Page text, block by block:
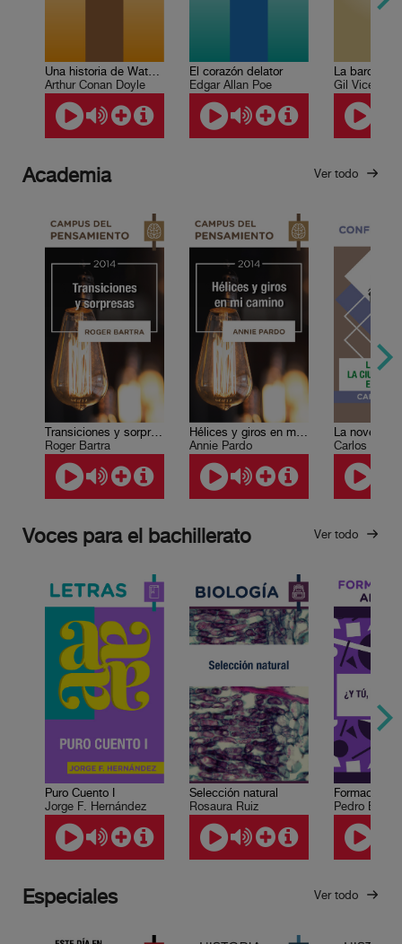
Una historia de Waterloo
Arthur Conan Doyle
El corazón delator
Edgar Allan Poe
La barca de
Gil Vicente
Academia Ver todo
Transiciones y sorpresas
Roger Bartra
Hélices y giros en mi camino
Annie Pardo
Carlos
Voces para el bachillerato Ver todo
Puro Cuento I
Jorge F. Hernández
Selección natural
Rosaura Ruiz
Especiales Ver todo